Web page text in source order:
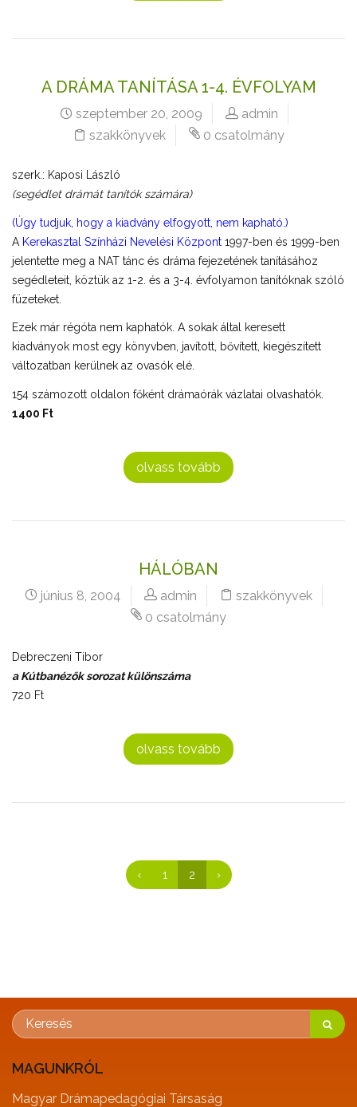
A DRÁMA TANÍTÁSA 1-4. ÉVFOLYAM
szeptember 20, 2009
admin
szakkönyvek
0 csatolmány
szerk.: Kaposi László
(segédlet drámát tanítók számára)
(Úgy tudjuk, hogy a kiadvány elfogyott, nem kapható.)
A Kerekasztal Színházi Nevelési Központ 1997-ben és 1999-ben
jelentette meg a NAT tánc és dráma fejezetének tanításához
segédleteit, köztük az 1-2. és a 3-4. évfolyamon tanítóknak szóló
füzeteket.
Ezek már régóta nem kaphatók. A sokak által keresett
kiadványok most egy könyvben, javított, bővített, kiegészített
változatban kerülnek az ovasók elé.
154 számozott oldalon főként drámaórák vázlatai olvashatók.
1400 Ft
olvass tovább
HÁLÓBAN
június 8, 2004 admin
szakkönyvek
0 csatolmány
Debreczeni Tibor
a Kútbanézők sorozat különszáma
720 Ft
olvass tovább
‹ 1 2 ›
MAGUNKRÓL
Magyar Drámapedagógiai Társaság